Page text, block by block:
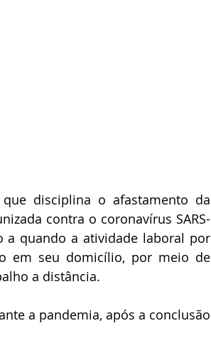
disciplina o afastamento da
contra o coronavírus SARS-
a quando a atividade laboral por
em seu domicílio, por meio de
a distância.
a pandemia, após a conclusão